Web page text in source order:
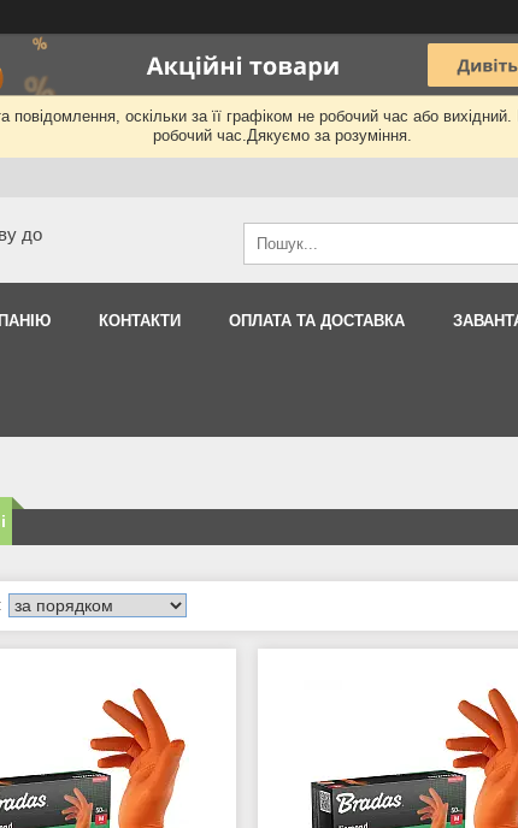
оскільки за її графіком не робочий час або
робочий час.Дякуємо за розуміння.
до
КОНТАКТИ ОПЛАТА ТА ДОСТАВКА